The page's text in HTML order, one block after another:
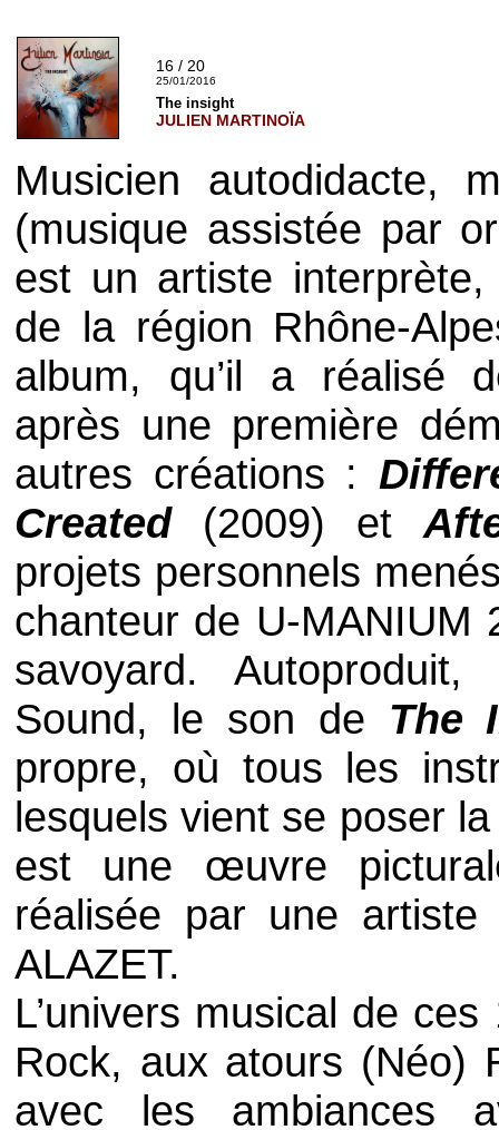
16 / 20
25/01/2016
The insight
JULIEN MARTINOÏA
Musicien autodidacte,
(musique assistée par
est un artiste
de la région Rhône-
album, qu’il a réalisé
après une première
autres créations :
Created(2009) et
projets personnels
chanteur de U-MANIUM
savoyard.
Sound, le son de The
propre, où tous les
lesquels vient se poser
est une œuvre
réalisée par une artiste
ALAZET.
L’univers musical de
Rock, aux atours (Néo)
avec les ambiances